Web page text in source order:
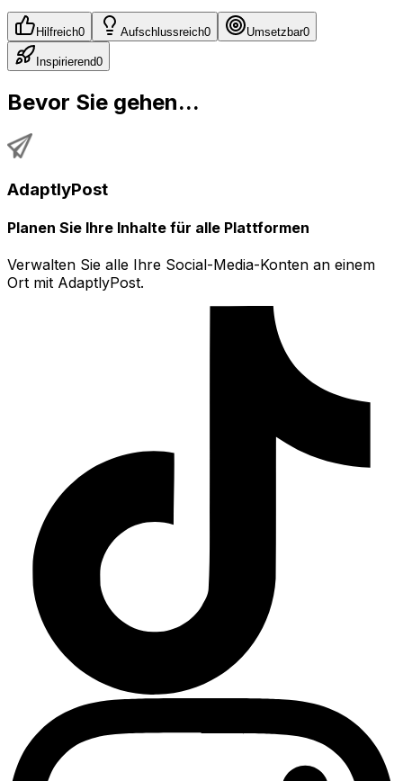
Hilfreich0 Aufschlussreich0 Umsetzbar0
Inspirierend0
Bevor Sie gehen...
AdaptlyPost
Planen Sie Ihre Inhalte für alle Plattformen
Verwalten Sie alle Ihre Social-Media-Konten an einem
Ort mit AdaptlyPost.